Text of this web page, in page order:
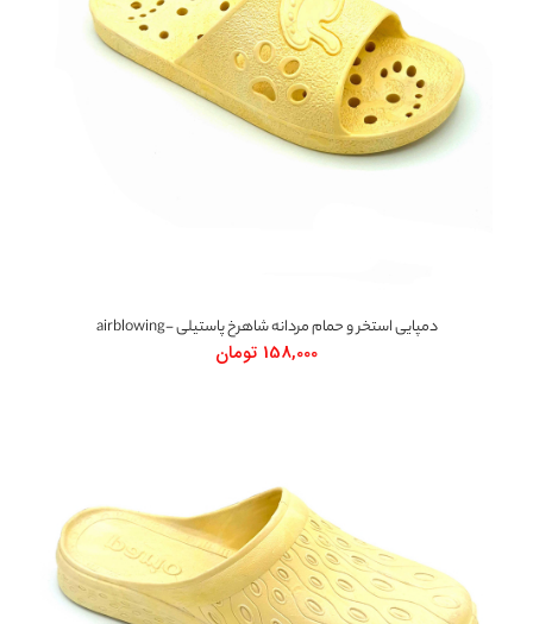
دمپایی استخر و حمام مردانه شاهرخ پاستیلی -airblowing
158,000 تومان